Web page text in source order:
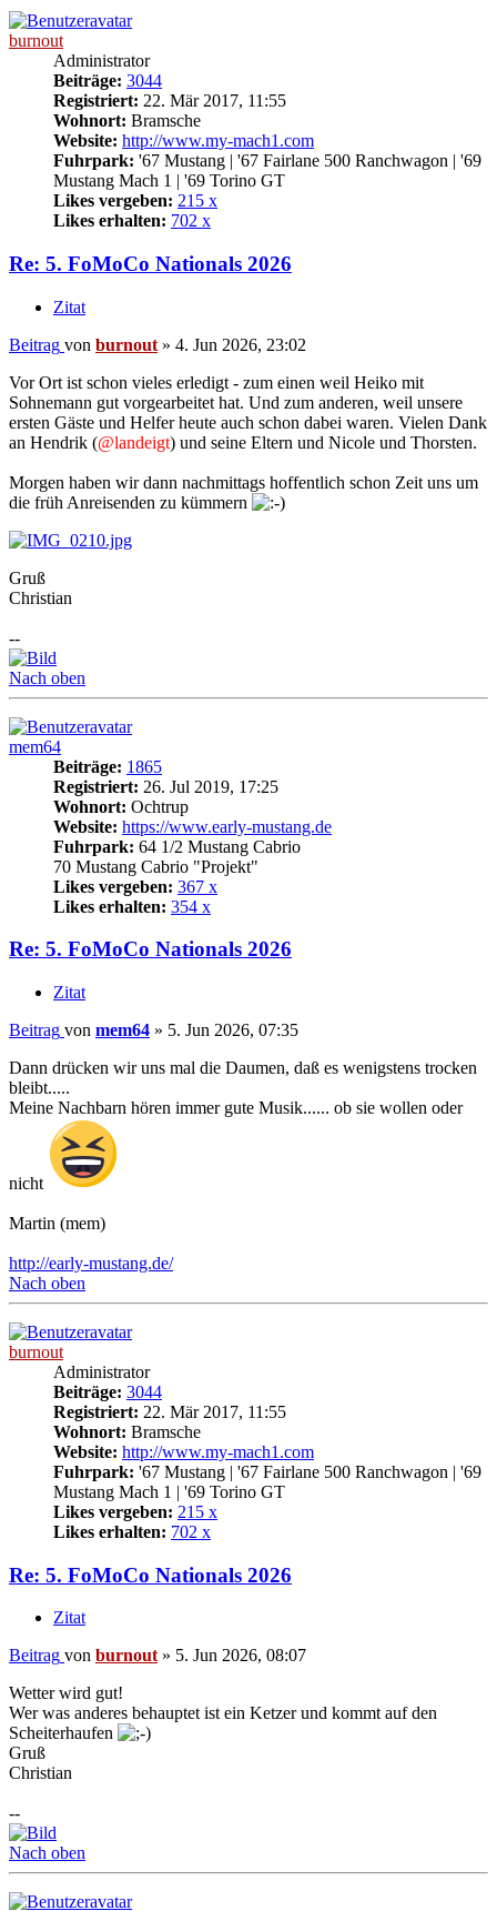
burnout
Administrator
Beiträge: 3044
Registriert: 22. Mär 2017, 11:55
Wohnort: Bramsche
Website: http://www.my-mach1.com
Fuhrpark: '67 Mustang | '67 Fairlane 500 Ranchwagon | '69
Mustang Mach 1 | '69 Torino GT
Likes vergeben: 215 x
Likes erhalten: 702 x
Re: 5. FoMoCo Nationals 2026
Zitat
Beitrag von burnout » 4. Jun 2026, 23:02
Vor Ort ist schon vieles erledigt - zum einen weil Heiko mit
Sohnemann gut vorgearbeitet hat. Und zum anderen, weil unsere
ersten Gäste und Helfer heute auch schon dabei waren. Vielen Dank
an Hendrik (@landeigt) und seine Eltern und Nicole und Thorsten.
Morgen haben wir dann nachmittags hoffentlich schon Zeit uns um
die früh Anreisenden zu kümmern
Gruß
Christian
--
Nach oben
mem64
Beiträge: 1865
Registriert: 26. Jul 2019, 17:25
Wohnort: Ochtrup
Website: https://www.early-mustang.de
Fuhrpark: 64 1/2 Mustang Cabrio
70 Mustang Cabrio "Projekt"
Likes vergeben: 367 x
Likes erhalten: 354 x
Re: 5. FoMoCo Nationals 2026
Zitat
Beitrag von mem64 » 5. Jun 2026, 07:35
Dann drücken wir uns mal die Daumen, daß es wenigstens trocken
bleibt.....
Meine Nachbarn hören immer gute Musik...... ob sie wollen oder
nicht
Martin (mem)
http://early-mustang.de/
Nach oben
burnout
Administrator
Beiträge: 3044
Registriert: 22. Mär 2017, 11:55
Wohnort: Bramsche
Website: http://www.my-mach1.com
Fuhrpark: '67 Mustang | '67 Fairlane 500 Ranchwagon | '69
Mustang Mach 1 | '69 Torino GT
Likes vergeben: 215 x
Likes erhalten: 702 x
Re: 5. FoMoCo Nationals 2026
Zitat
Beitrag von burnout» 5. Jun 2026, 08:07
Wetter wird gut!
Wer was anderes behauptet ist ein Ketzer und kommt auf den
Scheiterhaufen
Gruß
Christian
--
Nach oben